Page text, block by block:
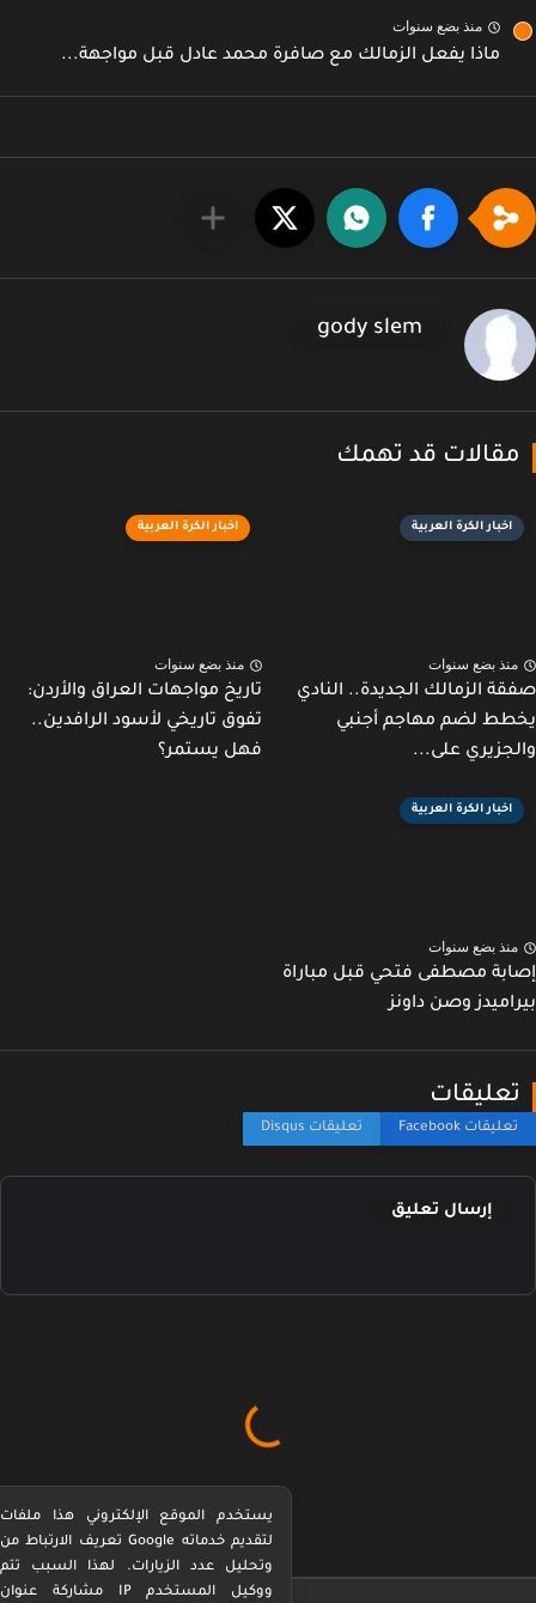
منذ بضع سنوات
ماذا يفعل الزمالك مع صافرة محمد عادل قبل مواجهة...
gody slem
قد تهمك
اخبار الكرة العربية
بضع سنوات
الزمالك الجديدة.. النادي
لضم مهاجم أجنبي
على...
اخبار الكرة العربية
منذ بضع سنوات
تاريخ مواجهات العراق والأردن:
تفوق تاريخي لأسود الرافدين..
فهل يستمر؟
اخبار الكرة العربية
بضع سنوات
مصطفى فتحي قبل مباراة
وصن داونز
إرسال تعليق
يستخدم الموقع الإلكتروني هذا ملفات
تعريف الارتباط من Google لتقديم خدماته
وتحليل عدد الزيارات. لهذا السبب تتم
مشاركة عنوان IP ووكيل المستخدم